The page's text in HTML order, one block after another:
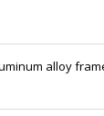
alloy